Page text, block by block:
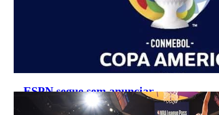
ESPN segue sem anunciar
transmissão da Copa América